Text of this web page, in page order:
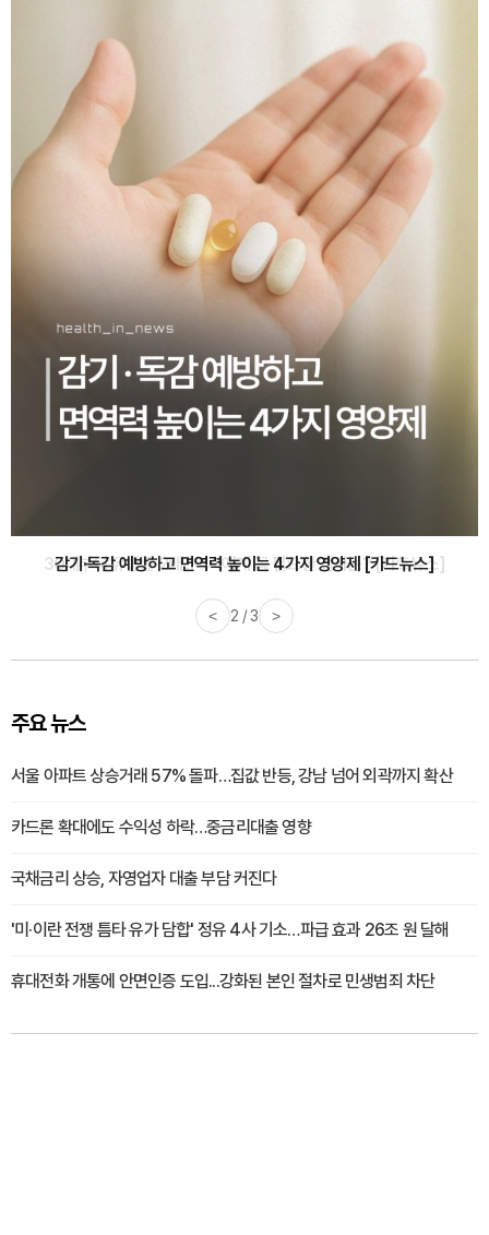
감기·독감 예방하고 면역력 높이는 4가지 영양제 [카드뉴스]
< 3 / 3 >
주요 뉴스
서울 아파트 상승거래 57% 돌파…집값 반등, 강남 넘어 외곽까지 확산
카드론 확대에도 수익성 하락…중금리대출 영향
국채금리 상승, 자영업자 대출 부담 커진다
'미·이란 전쟁 틈타 유가 담합' 정유 4사 기소…파급 효과 26조 원 달해
휴대전화 개통에 안면인증 도입...강화된 본인 절차로 민생범죄 차단